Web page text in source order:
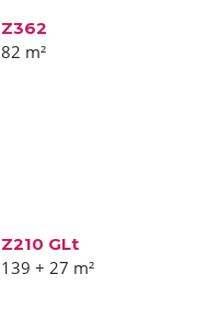
Z362
82 m²
Z210 GLt
139 + 27 m²